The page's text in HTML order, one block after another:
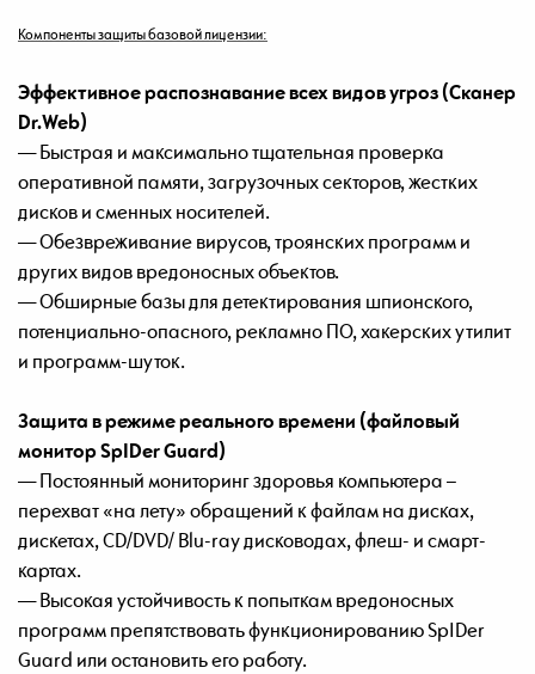
Компоненты защиты базовой лицензии:
Эффективное распознавание всех видов угроз (Сканер
Dr.Web)
— Быстрая и максимально тщательная проверка
оперативной памяти, загрузочных секторов, жестких
дисков и сменных носителей.
— Обезвреживание вирусов, троянских программ и
других видов вредоносных объектов.
— Обширные базы для детектирования шпионского,
потенциально-опасного, рекламно ПО, хакерских утилит
и программ-шуток.
Защита в режиме реального времени (файловый
монитор SpIDer Guard)
— Постоянный мониторинг здоровья компьютера –
перехват «на лету» обращений к файлам на дисках,
дискетах, CD/DVD/ Blu-ray дисководах, флеш- и смарт-
картах.
— Высокая устойчивость к попыткам вредоносных
программ препятствовать функционированию SpIDer
Guard или остановить его работу.